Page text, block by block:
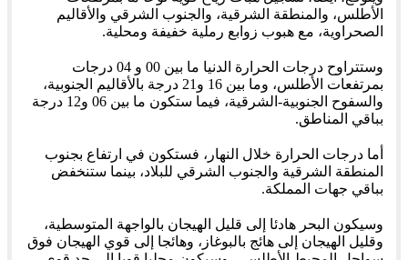
الأطلس، والمنطقة الشرقية، والجنوب الشرقي والأقاليم
الصحراوية، مع هبوب زوابع رملية خفيفة ومحلية.
وستتراوح درجات الحرارة الدنيا ما بين 00 و 04 درجات
بمرتفعات الأطلس، وما بين 16 و21 درجة بالأقاليم الجنوبية،
والسفوح الجنوبية-الشرقية، فيما ستكون ما بين 06 و12 درجة
بباقي المناطق.
أما درجات الحرارة خلال النهار، فستكون في ارتفاع بجنوب
المنطقة الشرقية والجنوب الشرقي للبلاد، بينما ستنخفض
بباقي جهات المملكة.
وسيكون البحر هادئا إلى قليل الهيجان بالواجهة المتوسطية،
وقليل الهيجان إلى هائج بالبوغاز، وهائجا إلى قوي الهيجان فوق